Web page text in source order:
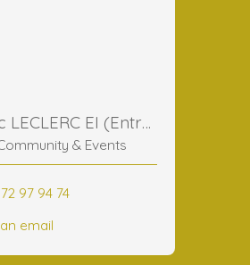
Frederic LECLERC EI (Entreprise Individuelle)
& Events
97 94 74
email